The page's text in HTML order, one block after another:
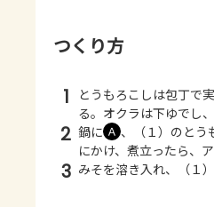
つくり方
1
とうもろこしは包丁で
る。オクラは下ゆでし、
2 鍋に Ａ 、（１）のとう
にかけ、煮立ったら、
3 みそを溶き入れ、（１